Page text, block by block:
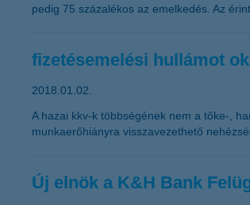
pedig 75 százalékos az emelkedés. Az
fizetésemelési hullámot
2018.01.02.
A hazai kkv-k többségének nem a tőke-,
munkaerőhiányra visszavezethető
Új elnök a K&H Bank